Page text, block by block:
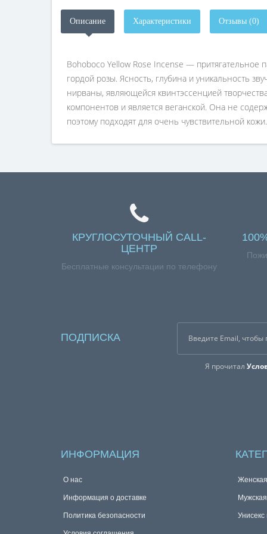
Описание Характеристики Отзывы (0)
Bohoboco Yellow Rose Incense —
гордой розы. Ясность, глубина и уникальность
нирваны, являющейся квинтэссенцией
компонентов и является веганской. Она не
поэтому подходят для очень чувствительной
КРУГЛОСУТОЧНЫЙ CALL-
ЦЕНТР
Бесплатные консультации по телефону
ПОДПИСКА
Я прочитал
ИНФОРМАЦИЯ
О нас
Информация о доставке
Политика безопасности